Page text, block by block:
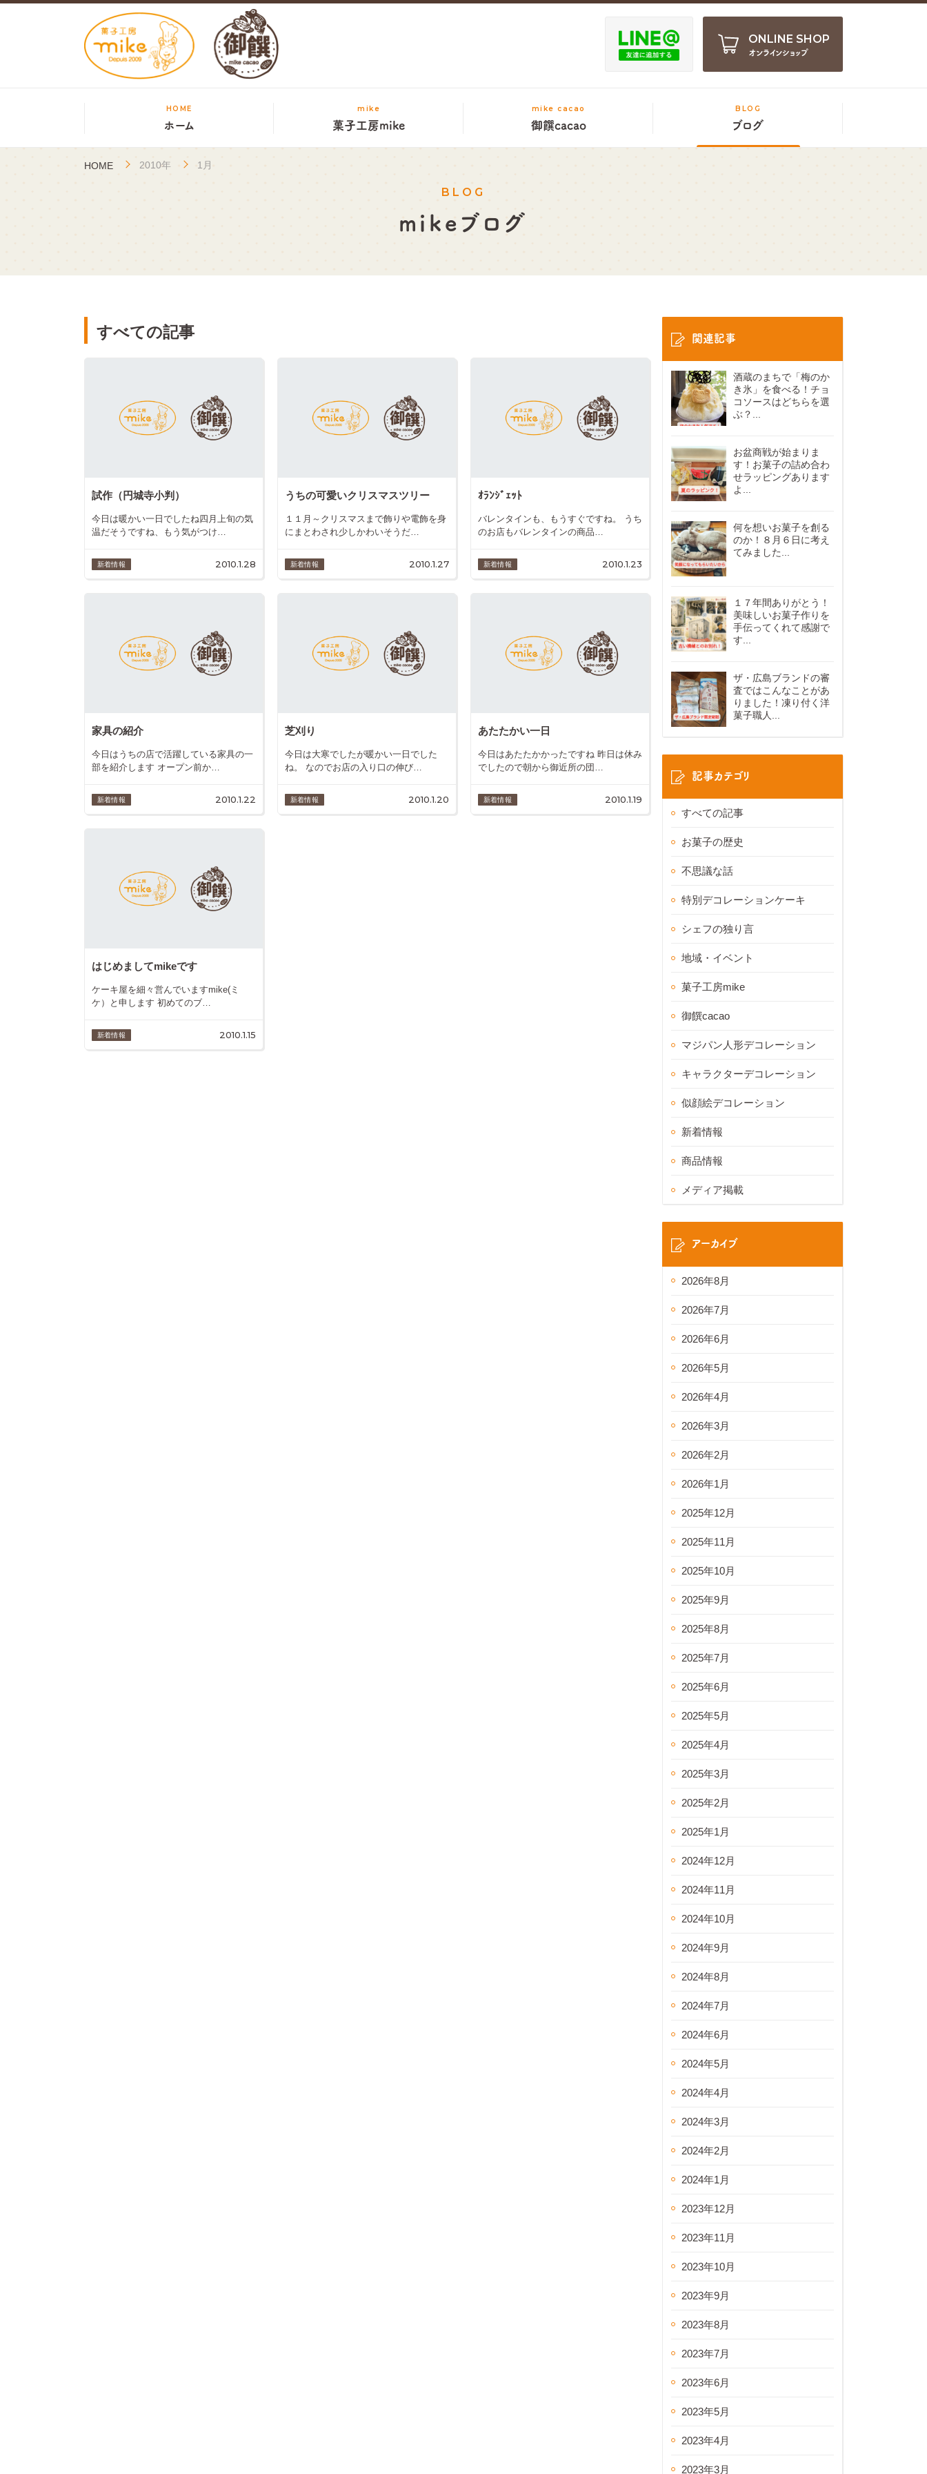
ONLINE SHOP
オンラインショップ
HOME
ホーム
mike
菓子工房mike
mike cacao
御饌cacao
BLOG
ブログ
HOME 2010年 1月
BLOG
mikeブログ
すべての記事
試作（円城寺小判）
今日は暖かい一日でしたね四月上旬の気
温だそうですね、もう気がつけ…
新着情報 2010.1.28
うちの可愛いクリスマスツリー
１１月～クリスマスまで飾りや電飾を身
にまとわされ少しかわいそうだ…
新着情報 2010.1.27
ｵﾗﾝｼﾞｪｯﾄ
バレンタインも、もうすぐですね。 うち
のお店もバレンタインの商品…
新着情報 2010.1.23
家具の紹介
今日はうちの店で活躍している家具の一
部を紹介します オープン前か…
新着情報 2010.1.22
芝刈り
今日は大寒でしたが暖かい一日でした
ね。 なのでお店の入り口の伸び…
新着情報 2010.1.20
あたたかい一日
今日はあたたかかったですね 昨日は休み
でしたので朝から御近所の団…
新着情報 2010.1.19
はじめましてmikeです
ケーキ屋を細々営んでいますmike(ミ
ケ）と申します 初めてのブ…
新着情報 2010.1.15
関連記事
酒蔵のまちで「梅のか
き氷」を食べる！チョ
コソースはどちらを選
ぶ？...
お盆商戦が始まりま
す！お菓子の詰め合わ
せラッピングあります
よ...
何を想いお菓子を創る
のか！８月６日に考え
てみました...
１７年間ありがとう！
美味しいお菓子作りを
手伝ってくれて感謝で
す...
ザ・広島ブランドの審
査ではこんなことがあ
りました！凍り付く洋
菓子職人...
記事カテゴリ
すべての記事
お菓子の歴史
不思議な話
特別デコレーションケーキ
シェフの独り言
地域・イベント
菓子工房mike
御饌cacao
マジパン人形デコレーション
キャラクターデコレーション
似顔絵デコレーション
新着情報
商品情報
メディア掲載
アーカイブ
2026年8月
2026年7月
2026年6月
2026年5月
2026年4月
2026年3月
2026年2月
2026年1月
2025年12月
2025年11月
2025年10月
2025年9月
2025年8月
2025年7月
2025年6月
2025年5月
2025年4月
2025年3月
2025年2月
2025年1月
2024年12月
2024年11月
2024年10月
2024年9月
2024年8月
2024年7月
2024年6月
2024年5月
2024年4月
2024年3月
2024年2月
2024年1月
2023年12月
2023年11月
2023年10月
2023年9月
2023年8月
2023年7月
2023年6月
2023年5月
2023年4月
2023年3月